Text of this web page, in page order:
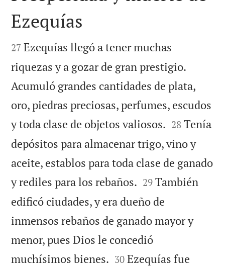

Ezequías

27 Ezequías llegó a tener muchas
riquezas y a gozar de gran prestigio.
Acumuló grandes cantidades de plata,
oro, piedras preciosas, perfumes, escudos
y toda clase de objetos valiosos. 

28 Tenía
depósitos para almacenar trigo, vino y
aceite, establos para toda clase de ganado
y rediles para los rebaños. 

29 También
edificó ciudades, y era dueño de
inmensos rebaños de ganado mayor y
menor, pues Dios le concedió
muchísimos bienes. 

30 Ezequías fue